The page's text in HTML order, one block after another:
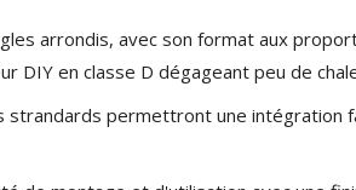
arrondis, avec son format aux
DIY en classe D dégageant peu de
strandards permettront une intégration